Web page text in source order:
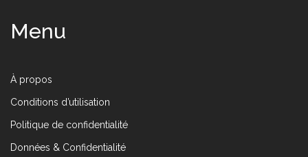
Menu
À propos
Conditions d’utilisation
Politique de confidentialité
Données & Confidentialité